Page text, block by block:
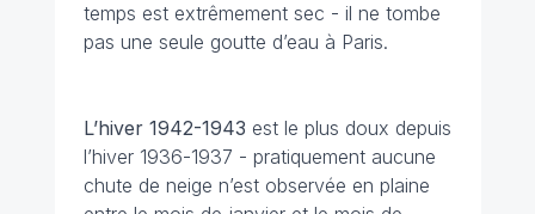
temps est extrêmement sec - il ne tombe
pas une seule goutte d’eau à Paris.
L’hiver 1942-1943 est le plus doux depuis
l’hiver 1936-1937 - pratiquement aucune
chute de neige n’est observée en plaine